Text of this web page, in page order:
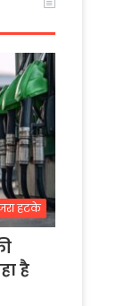
हटके
है